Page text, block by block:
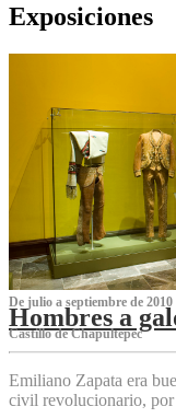
Exposiciones
De julio a septiembre de 2010
Hombres a
Castillo de Chapultepec
Emiliano Zapata era
civil revolucionario,